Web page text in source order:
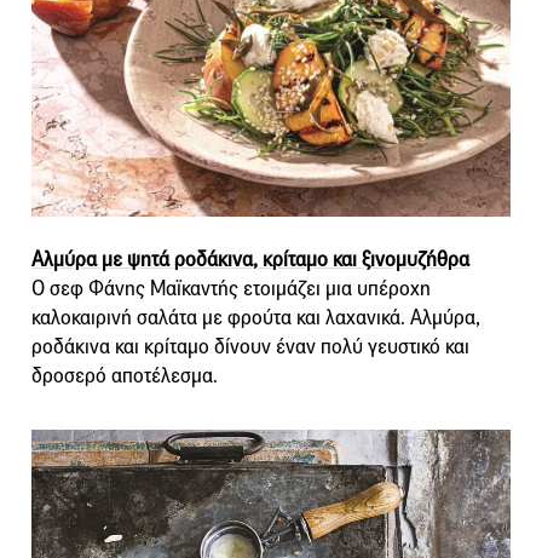
Αλμύρα με ψητά ροδάκινα, κρίταμο και ξινομυζήθρα
Ο σεφ Φάνης Μαϊκαντής ετοιμάζει μια υπέροχη
καλοκαιρινή σαλάτα με φρούτα και λαχανικά. Αλμύρα,
ροδάκινα και κρίταμο δίνουν έναν πολύ γευστικό και
δροσερό αποτέλεσμα.